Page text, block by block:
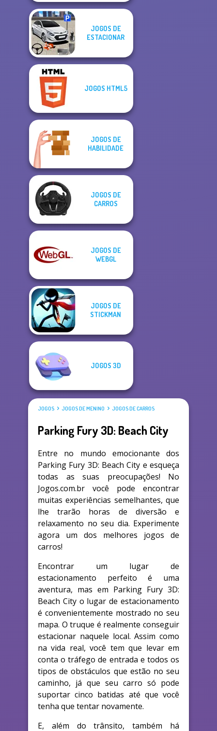
JOGOS DE
ESTACIONAR
JOGOS HTML5
JOGOS DE
HABILIDADE
JOGOS DE
CARROS
JOGOS DE
WEBGL
JOGOS DE
STICKMAN
JOGOS 3D
JOGOS JOGOS DE MENINO JOGOS DE CARROS
Parking Fury 3D: Beach City
Entre no mundo emocionante dos
Parking Fury 3D: Beach City e esqueça
todas as suas preocupações! No
Jogos.com.br você pode encontrar
muitas experiências semelhantes, que
lhe trarão horas de diversão e
relaxamento no seu dia. Experimente
agora um dos melhores jogos de
carros!
Encontrar um lugar de
estacionamento perfeito é uma
aventura, mas em Parking Fury 3D:
Beach City o lugar de estacionamento
é convenientemente mostrado no seu
mapa. O truque é realmente conseguir
estacionar naquele local. Assim como
na vida real, você tem que levar em
conta o tráfego de entrada e todos os
tipos de obstáculos que estão no seu
caminho, já que seu carro só pode
suportar cinco batidas até que você
tenha que tentar novamente.
E, além do trânsito, também há